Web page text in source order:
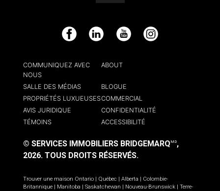
Facebook LinkedIn YouTube Instagram
COMMUNIQUEZ AVEC
NOUS
ABOUT
SALLE DES MÉDIAS
BLOGUE
PROPRIÉTÉS LUXUEUSESCOMMERCIAL
AVIS JURIDIQUE
CONFIDENTIALITÉ
TÉMOINS
ACCESSIBILITÉ
© SERVICES IMMOBILIERS BRIDGEMARQ MD,
2026. TOUS DROITS RÉSERVÉS.
Trouver une maison Ontario Québec Alberta
Colombie-
Britannique
Manitoba Saskatchewan Nouveau-Brunswick
Terre-